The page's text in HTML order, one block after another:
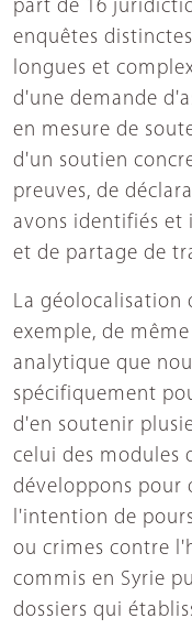
part de 16
enquêtes
longues et
d'une demande
en mesure de
d'un soutien
preuves, de
avons identifiés et
et de partage de
La géolocalisation
exemple, de
analytique que
spécifiquement
d'en soutenir
celui des modules
développons pour
l'intention de
ou crimes contre
commis en Syrie
dossiers qui